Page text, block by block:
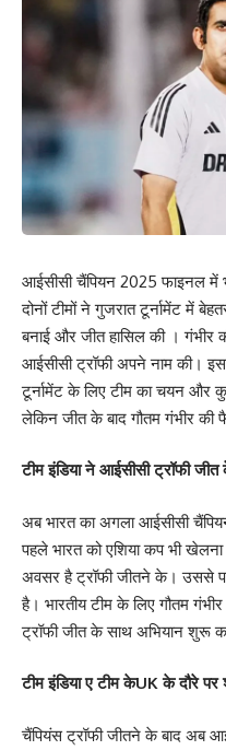
आईसीसी चैंपियन 2025 फाइनल में
दोनों टीमों ने गुजरात टूर्नामेंट में
बनाई और जीत हासिल की । गंभीर
आईसीसी ट्रॉफी अपने नाम की।
टूर्नामेंट के लिए टीम का चयन और
लेकिन जीत के बाद गौतम गंभीर की
टीम इंडिया ने आईसीसी ट्रॉफी
अब भारत का अगला आईसीसी
पहले भारत को एशिया कप भी
अवसर है ट्रॉफी जीतने के। उससे
है। भारतीय टीम के लिए गौतम
ट्रॉफी जीत के साथ अभियान शुरू
टीम इंडिया ए टीम केUK के दौरे पर
चैंपियंस ट्रॉफी जीतने के बाद अब